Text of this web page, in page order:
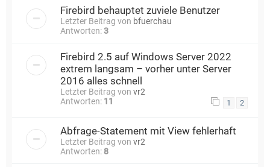
Firebird behauptet zuviele Benutzer
Letzter Beitrag von bfuerchau
Antworten:3
Firebird 2.5 auf Windows Server 2022
extrem langsam – vorher unter Server
2016 alles schnell
Letzter Beitrag von vr2
Antworten: 11 1 2
Abfrage-Statement mit View fehlerhaft
Letzter Beitrag von vr2
Antworten: 8